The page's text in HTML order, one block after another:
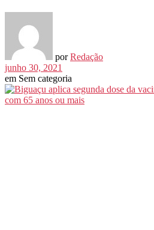
por Redação
junho 30, 2021
em Sem categoria